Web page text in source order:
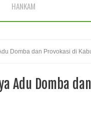
HANKAM
Domba dan Provokasi di
Adu Domba